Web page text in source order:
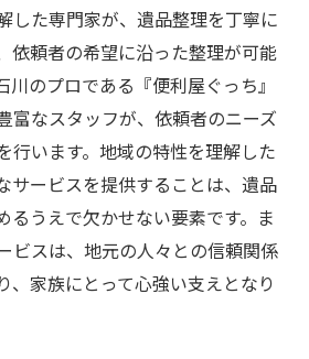
滑に進めるためのコツ
品整理のモデルケース
遺品整理のステップ
メンテナンスとリフォーム
アフターフォロー
る遺品整理サービス:悩み解消
くある悩みとその解決法
した専門家が、遺品整理を丁寧に
依頼者の希望に沿った整理が可能
川のプロである『便利屋ぐっち』
富なスタッフが、依頼者のニーズ
行います。地域の特性を理解した
サービスを提供することは、遺品
るうえで欠かせない要素です。ま
ビスは、地元の人々との信頼関係
、家族にとって心強い支えとなり